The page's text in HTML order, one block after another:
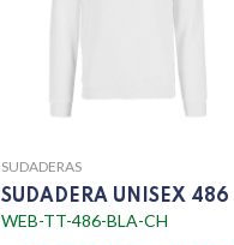
SUDADERAS
SUDADERA UNISEX 486
WEB-TT-486-BLA-CH